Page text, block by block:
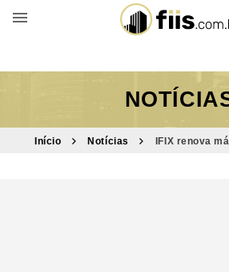
BUSCAR POR FUNDO
Início Notícias
IFIX renova